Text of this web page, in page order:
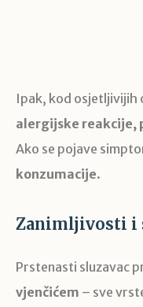
Ipak, kod osjetljivijih
alergijske reakcije,
Ako se pojave
konzumacije.
Zanimljivosti i
Prstenasti sluzavac
vjenčićem – sve